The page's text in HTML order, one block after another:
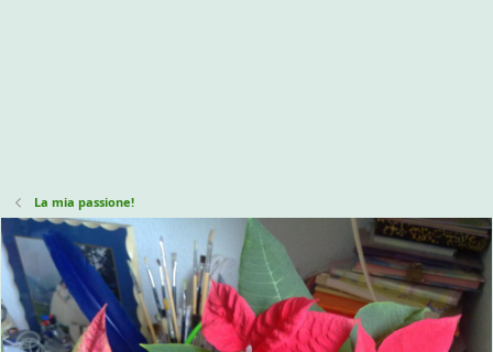
La mia passione!